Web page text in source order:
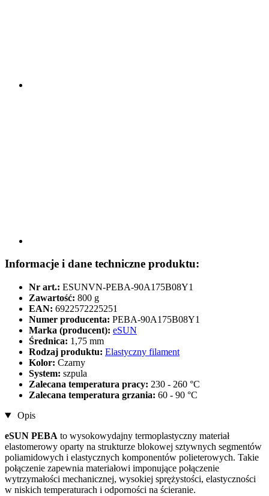
Informacje i dane techniczne produktu:
Nr art.: ESUNVN-PEBA-90A175B08Y1
Zawartość: 800 g
EAN: 6922572225251
Numer producenta: PEBA-90A175B08Y1
Marka (producent): eSUN
Średnica: 1,75 mm
Rodzaj produktu: Elastyczny filament
Kolor: Czarny
System: szpula
Zalecana temperatura pracy: 230 - 260 °C
Zalecana temperatura grzania: 60 - 90 °C
Opis
eSUN PEBA to wysokowydajny termoplastyczny materiał
elastomerowy oparty na strukturze blokowej sztywnych segmentów
poliamidowych i elastycznych komponentów polieterowych. Takie
połączenie zapewnia materiałowi imponujące połączenie
wytrzymałości mechanicznej, wysokiej sprężystości, elastyczności
w niskich temperaturach i odporności na ścieranie.